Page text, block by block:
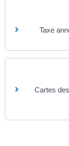
Taxe
Cartes